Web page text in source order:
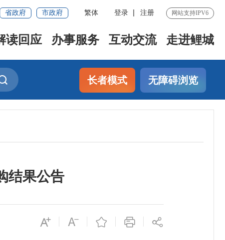
省政府 市政府 繁体 登录 注册 网站支持IPV6
读回应 办事服务 互动交流 走进鲤城
长者模式 无障碍浏览
结果公告